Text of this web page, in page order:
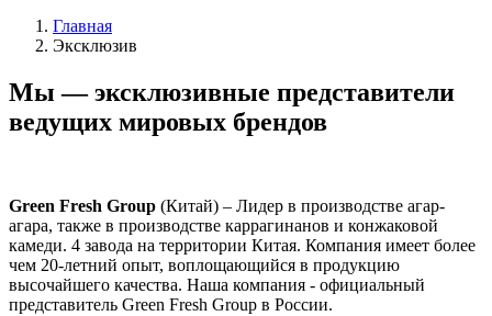
Главная
Эксклюзив
Мы — эксклюзивные представители
ведущих мировых брендов
Green Fresh Group (Китай) – Лидер в производстве агар-
агара, также в производстве каррагинанов и конжаковой
камеди. 4 завода на территории Китая. Компания имеет более
чем 20-летний опыт, воплощающийся в продукцию
высочайшего качества. Наша компания - официальный
представитель Green Fresh Group в России.